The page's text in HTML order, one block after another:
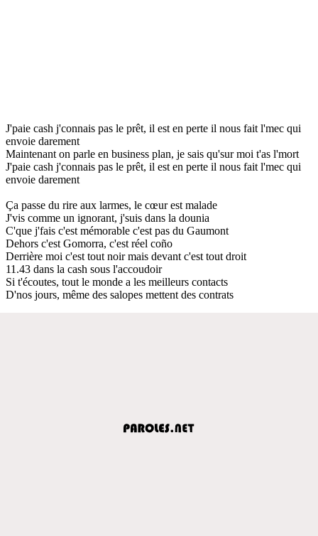
J'paie cash j'connais pas le prêt, il est en perte il nous fait l'mec qui
envoie darement
Maintenant on parle en business plan, je sais qu'sur moi t'as l'mort
J'paie cash j'connais pas le prêt, il est en perte il nous fait l'mec qui
envoie darement
Ça passe du rire aux larmes, le cœur est malade
J'vis comme un ignorant, j'suis dans la dounia
C'que j'fais c'est mémorable c'est pas du Gaumont
Dehors c'est Gomorra, c'est réel coño
Derrière moi c'est tout noir mais devant c'est tout droit
11.43 dans la cash sous l'accoudoir
Si t'écoutes, tout le monde a les meilleurs contacts
D'nos jours, même des salopes mettent des contrats